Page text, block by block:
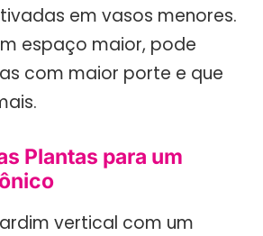
em vasos menores.
espaço maior, pode
com maior porte e que
Plantas para um
vertical com um